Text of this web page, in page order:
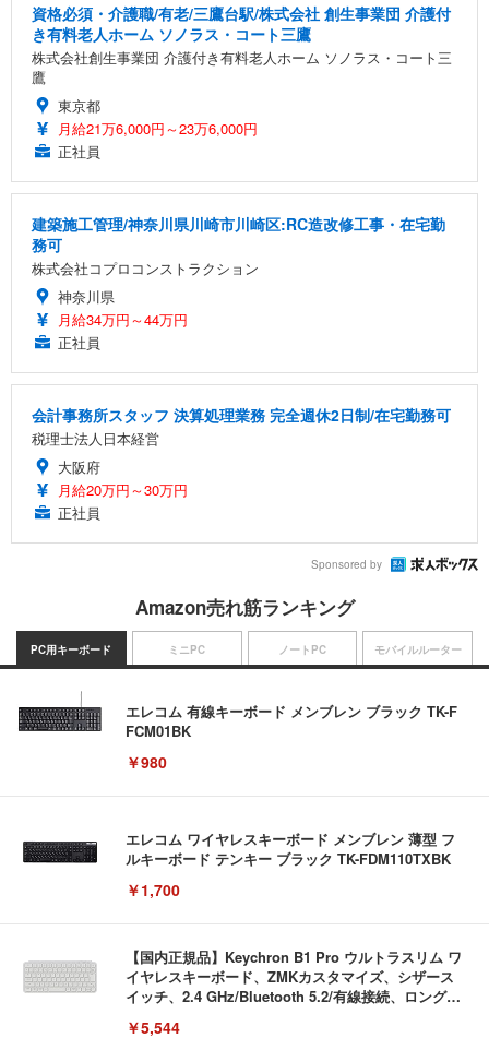
資格必須・介護職/有老/三鷹台駅/株式会社 創生事業団 介護付
き有料老人ホーム ソノラス・コート三鷹
株式会社創生事業団 介護付き有料老人ホーム ソノラス・コート三
鷹
東京都
月給21万6,000円～23万6,000円
正社員
建築施工管理/神奈川県川崎市川崎区:RC造改修工事・在宅勤
務可
株式会社コプロコンストラクション
神奈川県
月給34万円～44万円
正社員
会計事務所スタッフ 決算処理業務 完全週休2日制/在宅勤務可
税理士法人日本経営
大阪府
月給20万円～30万円
正社員
Sponsored by
Amazon売れ筋ランキング
PC用キーボード
エレコム 有線キーボード メンブレン ブラック TK-F
FCM01BK
￥980
エレコム ワイヤレスキーボード メンブレン 薄型 フ
ルキーボード テンキー ブラック TK-FDM110TXBK
￥1,700
【国内正規品】Keychron B1 Pro ウルトラスリム ワ
イヤレスキーボード、ZMKカスタマイズ、シザース
イッチ、2.4 GHz/Bluetooth 5.2/有線接続、ロングバ
リーホワイト（かな印字なし）, JISレイアウト)
￥5,544
ミニPC ノートPC モバイルルーター